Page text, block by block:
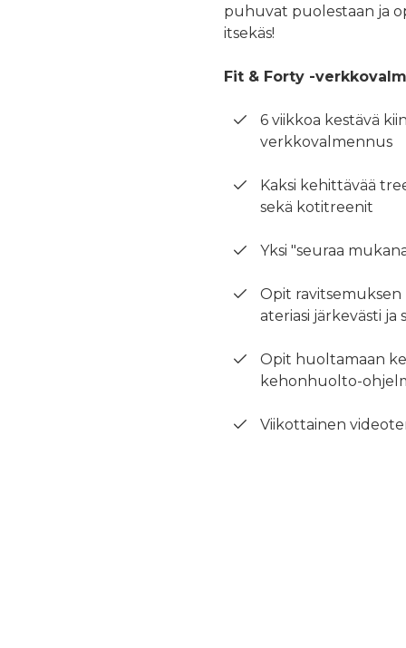
puhuvat puolestaan ja
itsekäs!
Fit & Forty -
6 viikkoa kestävä
verkkovalmennus
Kaksi kehittävää
sekä kotitreenit
Yksi "seuraa
Opit ravitsemuksen
ateriasi järkevästi
Opit huoltamaan
kehonhuolto-
Viikottainen